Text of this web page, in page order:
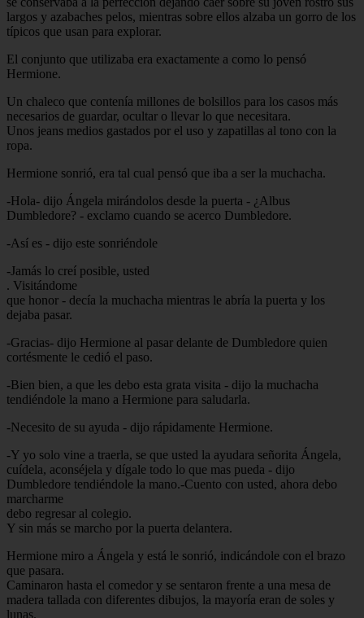
largos y azabaches pelos, mientras sobre ellos alzaba un gorro de los
típicos que usan para explorar.
El conjunto que utilizaba era exactamente a como lo pensó
Hermione.
Un chaleco que contenía millones de bolsillos para los casos más
necesarios de guardar, ocultar o llevar lo que necesitara.
Unos jeans medios gastados por el uso y zapatillas al tono con la
ropa.
Hermione sonrió, era tal cual pensó que iba a ser la muchacha.
-Hola- dijo Ángela mirándolos desde la puerta - ¿Albus
Dumbledore? - exclamo cuando se acerco Dumbledore.
-Así es - dijo este sonriéndole
-Jamás lo creí posible, usted
. Visitándome
que honor - decía la muchacha mientras le abría la puerta y los
dejaba pasar.
-Gracias- dijo Hermione al pasar delante de Dumbledore quien
cortésmente le cedió el paso.
-Bien bien, a que les debo esta grata visita - dijo la muchacha
tendiéndole la mano a Hermione para saludarla.
-Necesito de su ayuda - dijo rápidamente Hermione.
-Y yo solo vine a traerla, se que usted la ayudara señorita Ángela,
cuídela, aconséjela y dígale todo lo que mas pueda - dijo
Dumbledore tendiéndole la mano.-Cuento con usted, ahora debo
marcharme
debo regresar al colegio.
Y sin más se marcho por la puerta delantera.
Hermione miro a Ángela y está le sonrió, indicándole con el brazo
que pasara.
Caminaron hasta el comedor y se sentaron frente a una mesa de
madera tallada con diferentes dibujos, la mayoría eran de soles y
lunas.